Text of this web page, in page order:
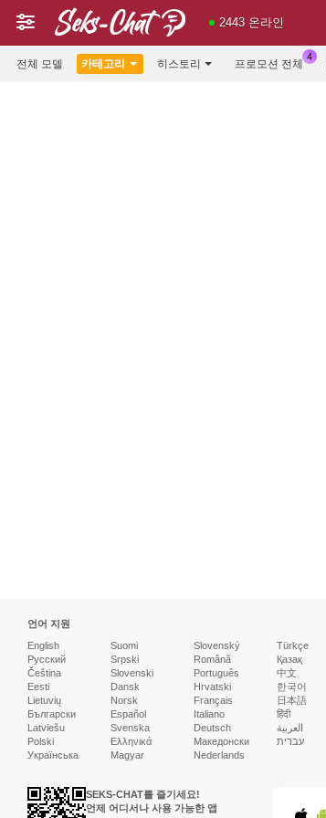
2443 온라인
전체 모델 카테고리 히스토리 프로모션 전체
언어 지원
English
Русский
Čeština
Eesti
Lietuvių
Български
Latviešu
Polski
Українська
Suomi
Srpski
Slovenski
Dansk
Norsk
Español
Svenska
Ελληνικά
Magyar
Slovenský
Română
Português
Hrvatski
Français
Italiano
Deutsch
Македонски
Nederlands
Türkçe
Қазақ
中文
한국어
日本語
हिंदी
العربية
עברית
SEKS-CHAT를 즐기세요!
언제 어디서나 사용 가능한 앱